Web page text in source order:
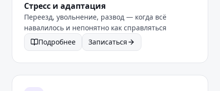
Стресс и адаптация
Переезд, увольнение, развод — когда всё
навалилось и непонятно как справляться
Подробнее
Записаться